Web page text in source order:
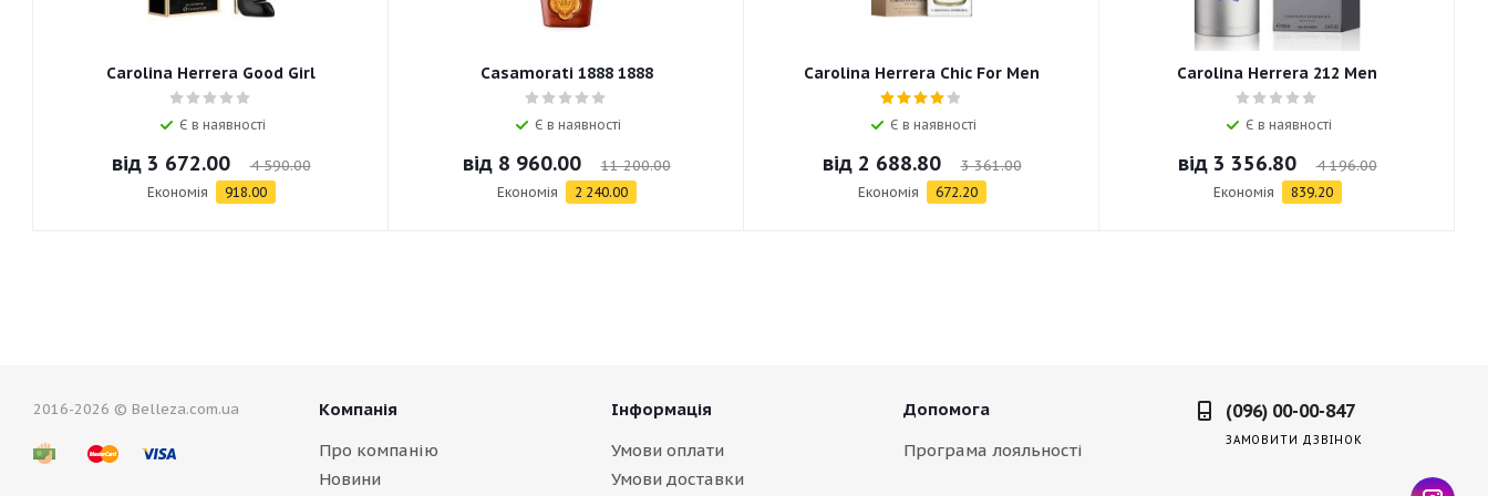
Carolina Herrera Good Girl
Є в наявності
від 3 672.00 4 590.00
Економія 918.00
Casamorati 1888 1888
Є в наявності
від 8 960.00 11 200.00
Економія 2 240.00
Carolina Herrera Chic For Men
Є в наявності
від 2 688.80 3 361.00
Економія 672.20
Carolina Herrera 212 Men
Є в наявності
від 3 356.80 4 196.00
Економія 839.20
2016-2026 © Belleza.com.ua
Компанія
Про компанію
Новини
Інформація
Умови оплати
Умови доставки
Допомога
Програма лояльності
(096) 00-00-847
ЗАМОВИТИ ДЗВІНОК